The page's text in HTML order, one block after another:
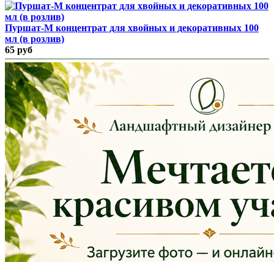
Пуршат-М концентрат для хвойных и декоративных 100
мл (в розлив)
65 руб